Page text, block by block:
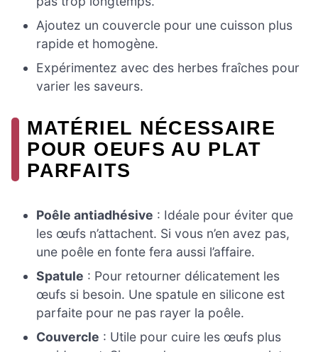
Ajoutez un couvercle pour une cuisson plus
rapide et homogène.
Expérimentez avec des herbes fraîches pour
varier les saveurs.
MATÉRIEL NÉCESSAIRE
POUR OEUFS AU PLAT
PARFAITS
Poêle antiadhésive : Idéale pour éviter que
les œufs n’attachent. Si vous n’en avez pas,
une poêle en fonte fera aussi l’affaire.
Spatule : Pour retourner délicatement les
œufs si besoin. Une spatule en silicone est
parfaite pour ne pas rayer la poêle.
Couvercle : Utile pour cuire les œufs plus